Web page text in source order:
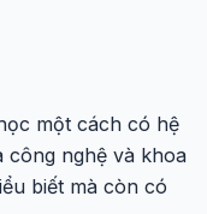
một cách có hệ
công nghệ và khoa
biết mà còn có